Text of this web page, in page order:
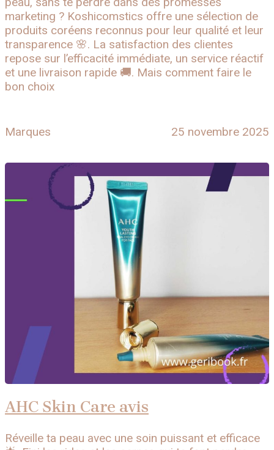
marketing ? Koshicomstics offre une sélection de
produits coréens reconnus pour leur qualité et leur
transparence 🌸. La satisfaction des clientes
repose sur l’efficacité immédiate, un service réactif
et une livraison rapide 🚚. Mais comment faire le
bon choix
Marques 25 novembre 2025
AHC Skin Care avis
Réveille ta peau avec une soin puissant et efficace